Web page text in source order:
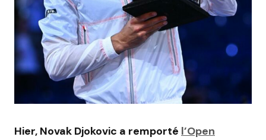
Hier, Novak Djokovic a remporté l’Open